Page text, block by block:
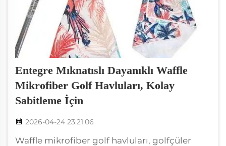
Entegre Mıknatıslı Dayanıklı Waffle
Mikrofiber Golf Havluları, Kolay
Sabitleme İçin
2026-04-24 23:21:06
Waffle mikrofiber golf havluları, golfçüler